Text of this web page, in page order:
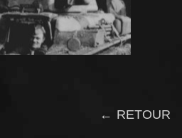
← RETOUR